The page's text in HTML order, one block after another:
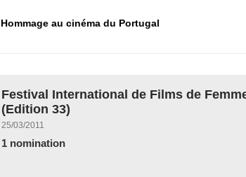
Hommage au cinéma du Portugal
Festival International de Films de
(Edition 33)
25/03/2011
1 nomination